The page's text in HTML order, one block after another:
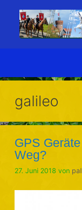
springen
galileo
GPS
Weg?
27. Juni 2018 von